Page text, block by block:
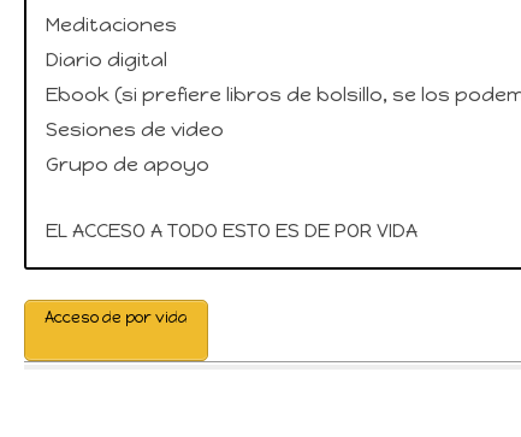
Meditaciones
Diario digital
Ebook (si prefiere libros de bolsillo, se los
Sesiones de video
Grupo de apoyo
EL ACCESO A TODO ESTO ES DE POR VIDA
Acceso de por vida